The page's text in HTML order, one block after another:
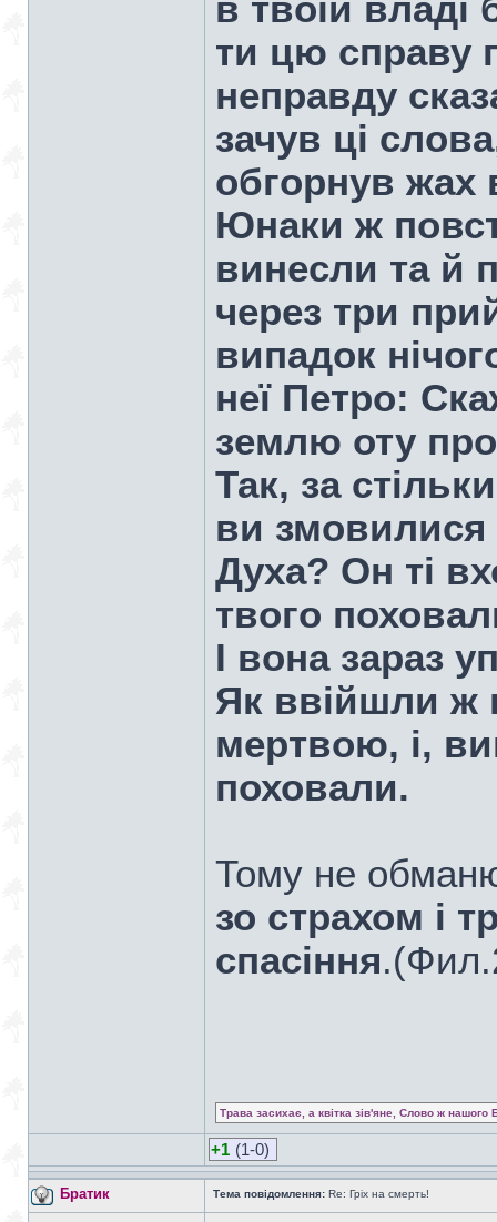
в твоїй
ти цю справу
неправду
зачув ці
обгорнув жах
Юнаки ж
винесли та й
через три
випадок
неї Петро:
землю оту
Так, за
ви змовилися
Духа? Он ті
твого
І вона зараз
Як ввійшли ж
мертвою, і,
поховали.
Тому не
зо страхом і
спасіння
Трава засихає, а квітка зів'яне, Слово ж нашого
+1 (1-0)
Братик Тема повідомлення: Re: Гріх на смерть!